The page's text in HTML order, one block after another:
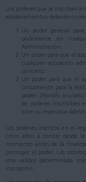
Los poderes que se inscriban
apoderamientos deberán
Un poder general
poderdante en
Administración.
Un poder para que el
cualquier actuación
concreto.
Un poder para que el
únicamente para la
poder. (Párrafo
de poderes inscribibles
ante su respectiva
Los poderes inscritos en el
cinco años a contar desde
momento antes de la
prorrogar el poder. Las
una validez determinada
inscripción.